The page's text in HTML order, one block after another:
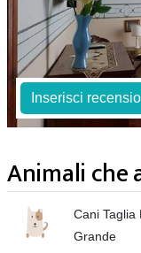
Inserisci
Animali che
Cani Taglia
Grande